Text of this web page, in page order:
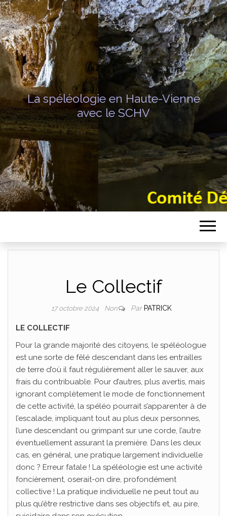
La spéléologie en Haute-Vienne
avec le SCHV
Le Collectif
17 octobre 2024 Non Par PATRICK
LE COLLECTIF
Pour la grande majorité des citoyens, le spéléologue
est une sorte de fêlé descendant dans les entrailles
de terre d’où il faut régulièrement aller le sauver, aux
frais du contribuable. Pour d’autres, plus avertis, mais
ignorant complètement le mode de fonctionnement
de cette activité, la spéléo pourrait s’apparenter à de
l’escalade, impliquant tout au plus deux personnes,
l’une descendant ou grimpant sur une corde, l’autre
éventuellement assurant la première. Dans les deux
cas, en général, une pratique largement individuelle
donc ? Erreur fatale ! La spéléologie est une activité
foncièrement, oserait-on dire, profondément
collective ! La pratique individuelle ne peut tout au
plus qu’être restrictive dans ses objectifs et, au pire,